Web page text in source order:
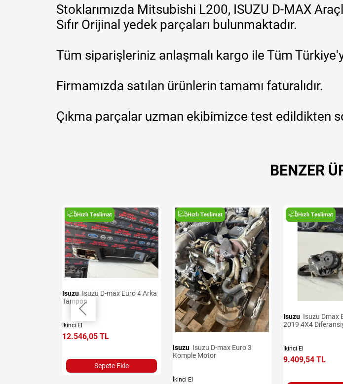
Stoklarımızda Mitsubishi L200, ISUZU D-MAX
Sıfır Orijinal yedek parçaları bulunmaktadır.
Tüm siparişleriniz anlaşmalı kargo ile Tüm
Firmamızda satılan ürünlerin tamamı faturalıdır.
Çıkma parçalar uzman ekibimizce test edildikten
BENZER
Hızlı Teslimat
Isuzu
Tampon
İkinci El
12.546,05 TL
Sepete Ekle
Hızlı Teslimat
Isuzu
Komple Motor
İkinci El
Hızlı Teslimat
Isuzu
2019 4X4
İkinci El
9.409,54 TL